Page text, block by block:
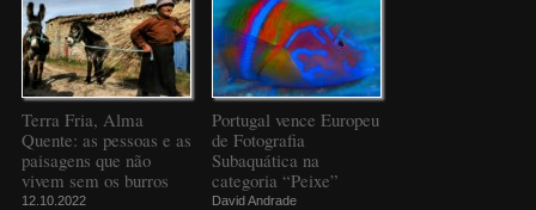
Terra Fria, Alma
Quente: as pessoas e as
paisagens que não
vivem sem os burros
12.10.2022
Portugal vence Europeu
de Fotografia
Subaquática na
categoria “Peixe”
David Andrade